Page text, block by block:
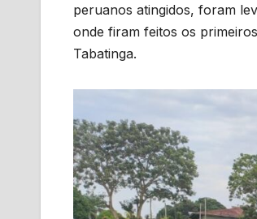
peruanos atingidos, foram
onde firam feitos os
Tabatinga.